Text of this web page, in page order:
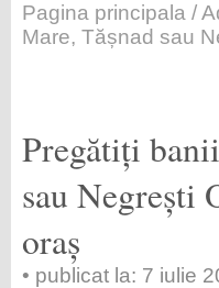
Pagina principala /
Mare, Tășnad sau
Pregătiți
sau Negrești
oraș
• publicat la: 7 iulie